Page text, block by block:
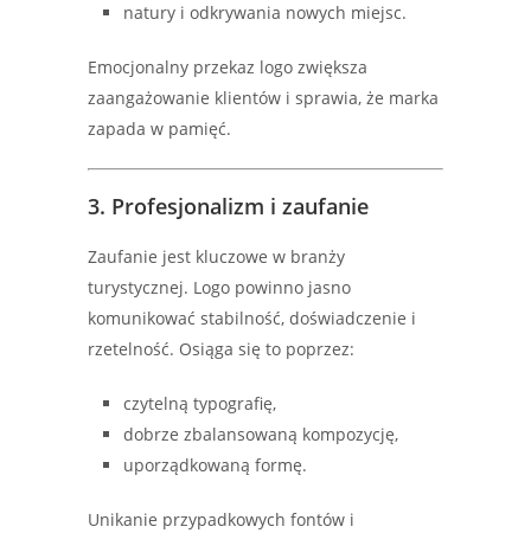
natury i odkrywania nowych miejsc.
Emocjonalny przekaz logo zwiększa
zaangażowanie klientów i sprawia, że marka
zapada w pamięć.
3. Profesjonalizm i zaufanie
Zaufanie jest kluczowe w branży
turystycznej. Logo powinno jasno
komunikować stabilność, doświadczenie i
rzetelność. Osiąga się to poprzez:
czytelną typografię,
dobrze zbalansowaną kompozycję,
uporządkowaną formę.
Unikanie przypadkowych fontów i